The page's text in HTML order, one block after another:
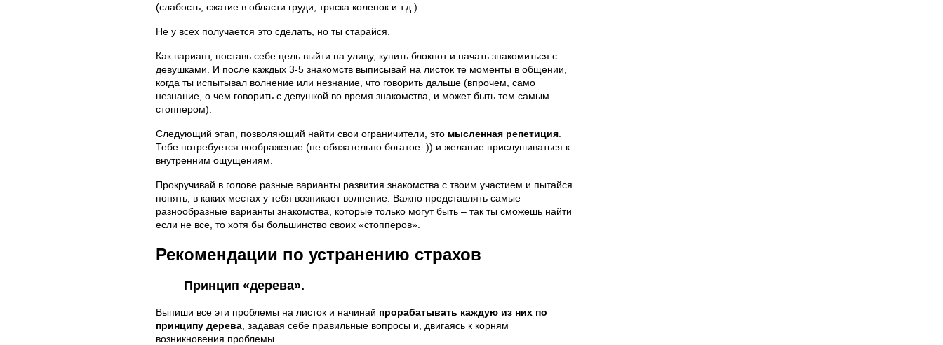
(слабость, сжатие в области груди, тряска коленок и т.д.).
Не у всех получается это сделать, но ты старайся.
Как вариант, поставь себе цель выйти на улицу, купить блокнот и начать знакомиться с
девушками. И после каждых 3-5 знакомств выписывай на листок те моменты в общении,
когда ты испытывал волнение или незнание, что говорить дальше (впрочем, само
незнание, о чем говорить с девушкой во время знакомства, и может быть тем самым
стоппером).
Следующий этап, позволяющий найти свои ограничители, это мысленная репетиция
Тебе потребуется воображение (не обязательно богатое :)) и желание прислушиваться к
внутренним ощущениям.
Прокручивай в голове разные варианты развития знакомства с твоим участием и пытайся
понять, в каких местах у тебя возникает волнение. Важно представлять самые
разнообразные варианты знакомства, которые только могут быть – так ты сможешь найти
если не все, то хотя бы большинство своих «стопперов».
Рекомендации по устранению страхов
Принцип «дерева».
Выпиши все эти проблемы на листок и начинай прорабатывать каждую из них по
принципу дерева , задавая себе правильные вопросы и, двигаясь к корням
возникновения проблемы.